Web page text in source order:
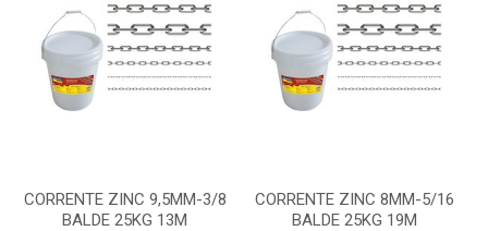
CORRENTE ZINC 9,5MM-3/8
BALDE 25KG 13M
CORRENTE ZINC 8MM-5/16
BALDE 25KG 19M